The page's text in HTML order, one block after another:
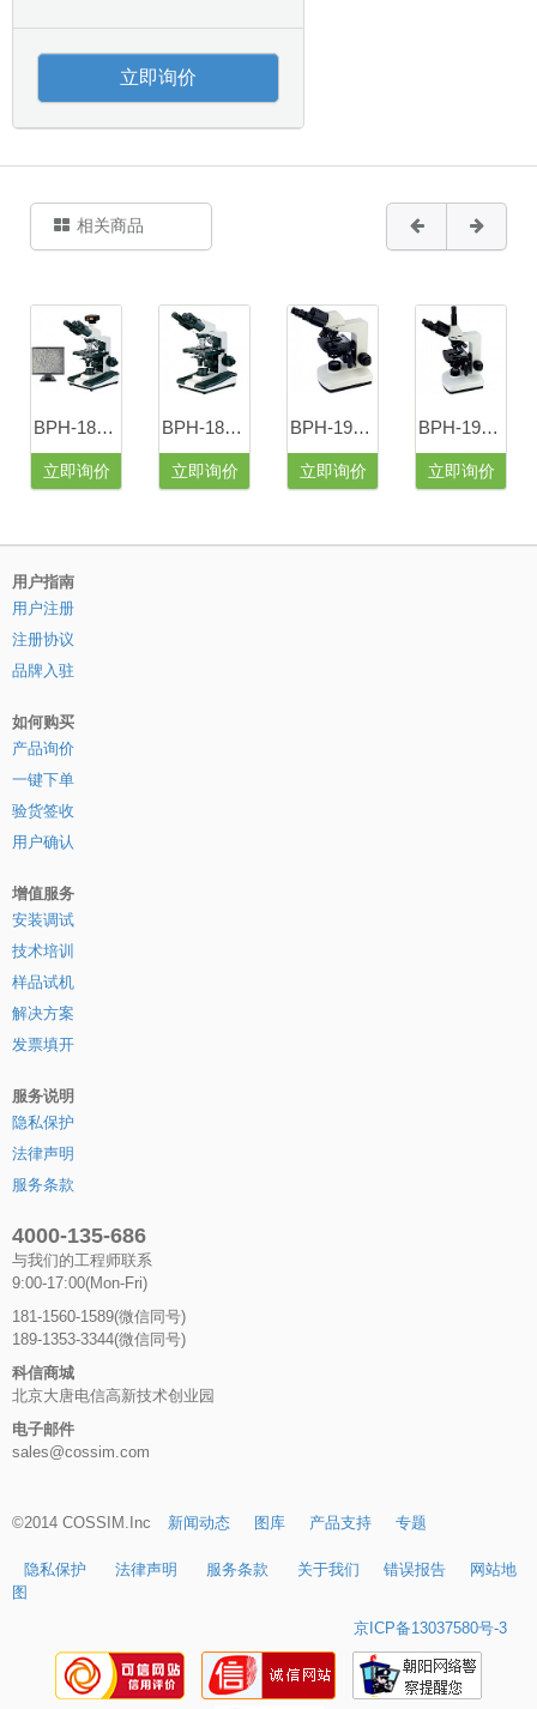
立即询价
相关商品
BPH-180Z摄像型三目相衬显微镜
立即询价
BPH-180三目相衬显微镜
立即询价
BPH-190B双目相衬显微镜
立即询价
BPH-190T三目相衬显微镜
立即询价
用户指南
用户注册
注册协议
品牌入驻
如何购买
产品询价
一键下单
验货签收
用户确认
增值服务
安装调试
技术培训
样品试机
解决方案
发票填开
服务说明
隐私保护
法律声明
服务条款
4000-135-686
与我们的工程师联系
9:00-17:00(Mon-Fri)
181-1560-1589(微信同号)
189-1353-3344(微信同号)
科信商城
北京大唐电信高新技术创业园
电子邮件
sales@cossim.com
©2014 COSSIM.Inc 新闻动态 图库 产品支持 专题
隐私保护 法律声明 服务条款 关于我们 错误报告
网站地
图
京ICP备13037580号-3